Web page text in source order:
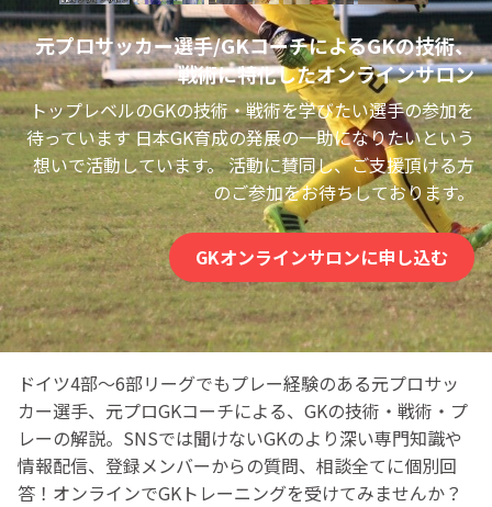
元プロサッカー選手/GKコーチによるGKの技術、
戦術に特化したオンラインサロン
トップレベルのGKの技術・戦術を学びたい選手の参加を
待っています 日本GK育成の発展の一助になりたいという
想いで活動しています。 活動に賛同し、ご支援頂ける方
のご参加をお待ちしております。
GKオンラインサロンに申し込む
ドイツ4部〜6部リーグでもプレー経験のある元プロサッ
カー選手、元プロGKコーチによる、GKの技術・戦術・プ
レーの解説。SNSでは聞けないGKのより深い専門知識や
情報配信、登録メンバーからの質問、相談全てに個別回
答！オンラインでGKトレーニングを受けてみませんか？